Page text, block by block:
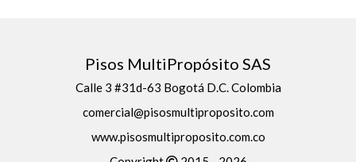
Pisos MultiPropósito SAS
Calle 3 #31d-63 Bogotá D.C. Colombia
comercial@pisosmultiproposito.com
www.pisosmultiproposito.com.co